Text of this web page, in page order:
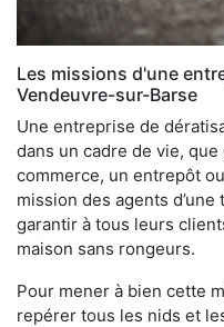
Les missions d'une
Vendeuvre-sur-Barse
Une entreprise de
dans un cadre de vie,
commerce, un entrepôt
mission des agents
garantir à tous leurs
maison sans rongeurs.
Pour mener à bien cette
repérer tous les nids et